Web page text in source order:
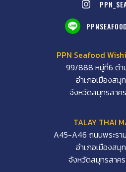
PPN Seafood
99/888 หมู่ที่6 ตำ
อำเภอเมืองสมุ
จังหวัดสมุทรสาค
TALAY THAI
A45-A46 ถนนพระรา
อำเภอเมืองสมุ
จังหวัดสมุทรสา